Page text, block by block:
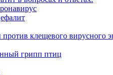
клещевого вирусного
грипп птиц